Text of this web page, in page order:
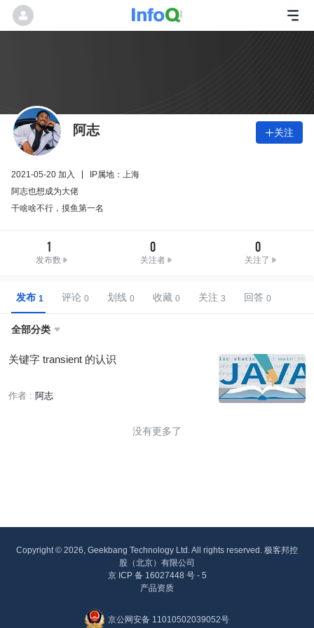
阿志 关注
2021-05-20 加入
IP属地：上海
阿志也想成为大佬
干啥啥不行，摸鱼第一名
1
发布数
0
关注者
0
关注了
发布 评论 划线 收藏 关注 回答
全部分类 
关键字 transient 的认识
作者 : 阿志
没有更多了
Copyright © 2026, Geekbang Technology Ltd. All rights reserved. 极客邦控
股（北京）有限公司
京 ICP 备 16027448 号 - 5
产品资质
京公网安备 11010502039052号